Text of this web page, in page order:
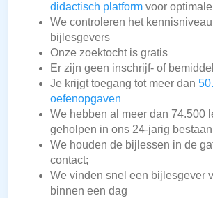
didactisch platform voor
We controleren het
bijlesgevers
Onze zoektocht is gratis
Er zijn geen inschrijf- of
Je krijgt toegang tot meer dan
oefenopgaven
We hebben al meer dan 74.500
geholpen in ons 24-jarig bestaan
We houden de bijlessen in de
contact;
We vinden snel een bijlesgever
binnen een dag